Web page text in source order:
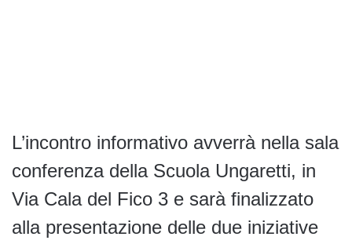
L’incontro informativo avverrà nella sala
conferenza della Scuola Ungaretti, in
Via Cala del Fico 3 e sarà finalizzato
alla presentazione delle due iniziative